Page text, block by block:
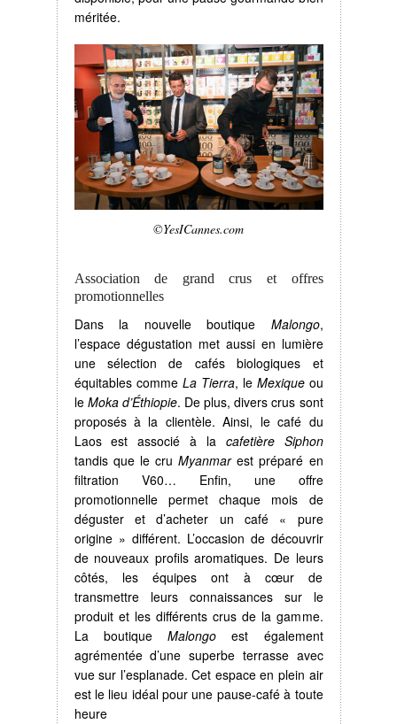
méritée.
©YesICannes.com
Association de grand crus et offres
promotionnelles
Dans la nouvelle boutique Malongo,
l’espace dégustation met aussi en lumière
une sélection de cafés biologiques et
équitables comme La Tierra, le Mexiqueou
le Moka d’Éthiopie. De plus, divers crus sont
proposés à la clientèle. Ainsi, le café du
Laos est associé à lacafetière Siphon
tandis que le cruMyanmarest préparé en
filtration V60… Enfin, une offre
promotionnelle permet chaque mois de
déguster et d’acheter un café « pure
origine » différent. L’occasion de découvrir
de nouveaux profils aromatiques. De leurs
côtés, les équipes ont à cœur de
transmettre leurs connaissances sur le
produit et les différents crus de la gamme.
La boutique Malongo est également
agrémentée d’une superbe terrasse avec
vue sur l’esplanade. Cet espace en plein air
est le lieu idéal pour une pause-café à toute
heure